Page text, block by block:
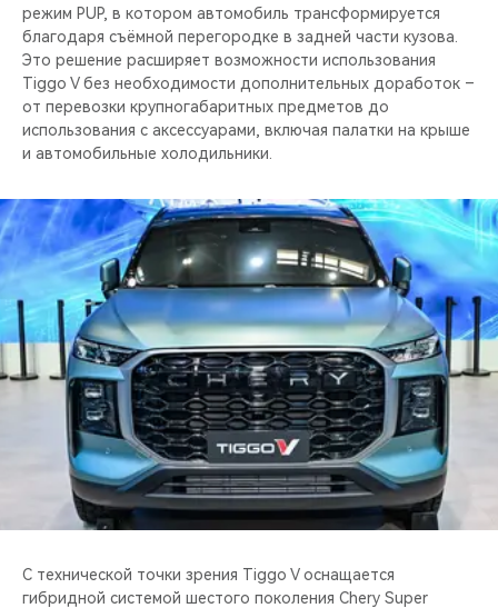
режим PUP, в котором автомобиль трансформируется
благодаря съёмной перегородке в задней части кузова.
Это решение расширяет возможности использования
Tiggo V без необходимости дополнительных доработок –
от перевозки крупногабаритных предметов до
использования с аксессуарами, включая палатки на крыше
и автомобильные холодильники.
С технической точки зрения Tiggo V оснащается
гибридной системой шестого поколения Chery Super